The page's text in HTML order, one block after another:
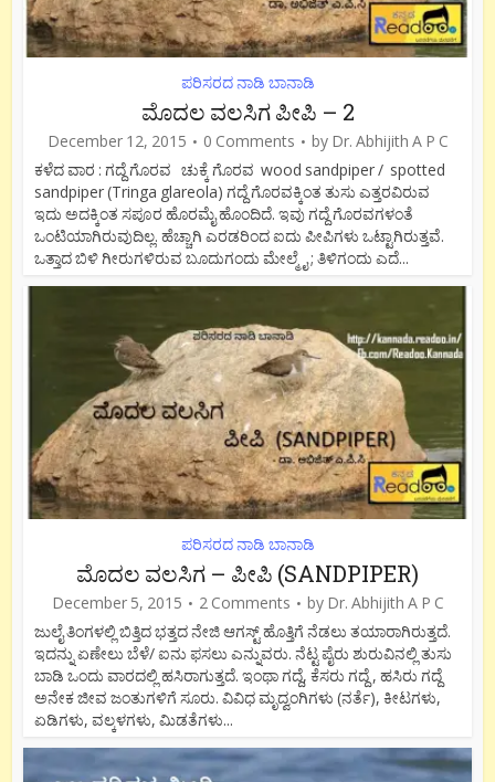
ಪರಿಸರದ ನಾಡಿ ಬಾನಾಡಿ
ಮೊದಲ ವಲಸಿಗ ಪೀಪಿ – 2
December 12, 2015 0 Comments by Dr. Abhijith A P C
ಕಳೆದ ವಾರ : ಗದ್ದೆ ಗೊರವ ಚುಕ್ಕೆ ಗೊರವ wood sandpiper / spotted
sandpiper (Tringa glareola) ಗದ್ದೆ ಗೊರವಕ್ಕಿಂತ ತುಸು ಎತ್ತರವಿರುವ
ಇದು ಅದಕ್ಕಿಂತ ಸಪೂರ ಹೊರಮೈ ಹೊಂದಿದೆ. ಇವು ಗದ್ದೆ ಗೊರವಗಳಂತೆ
ಒಂಟಿಯಾಗಿರುವುದಿಲ್ಲ. ಹೆಚ್ಚಾಗಿ ಎರಡರಿಂದ ಐದು ಪೀಪಿಗಳು ಒಟ್ಟಾಗಿರುತ್ತವೆ.
ಒತ್ತಾದ ಬಿಳಿ ಗೀರುಗಳಿರುವ ಬೂದುಗಂದು ಮೇಲ್ಮೈ ; ತಿಳಿಗಂದು ಎದೆ...
ಪರಿಸರದ ನಾಡಿ ಬಾನಾಡಿ
ಮೊದಲ ವಲಸಿಗ – ಪೀಪಿ (SANDPIPER)
December 5, 2015 2 Comments by Dr. Abhijith A P C
ಜುಲೈ ತಿಂಗಳಲ್ಲಿ ಬಿತ್ತಿದ ಭತ್ತದ ನೇಜಿ ಆಗಸ್ಟ್ ಹೊತ್ತಿಗೆ ನೆಡಲು ತಯಾರಾಗಿರುತ್ತದೆ.
ಇದನ್ನು ಏಣೇಲು ಬೆಳೆ/ ಐನು ಫಸಲು ಎನ್ನುವರು. ನೆಟ್ಟ ಪೈರು ಶುರುವಿನಲ್ಲಿ ತುಸು
ಬಾಡಿ ಒಂದು ವಾರದಲ್ಲಿ ಹಸಿರಾಗುತ್ತದೆ. ಇಂಥಾ ಗದ್ದೆ, ಕೆಸರು ಗದ್ದೆ , ಹಸಿರು ಗದ್ದೆ
ಅನೇಕ ಜೀವ ಜಂತುಗಳಿಗೆ ಸೂರು. ವಿವಿಧ ಮೃದ್ವಂಗಿಗಳು (ನರ್ತೆ), ಕೀಟಗಳು,
ಏಡಿಗಳು, ವಲ್ಕಳಗಳು, ಮಿಡತೆಗಳು...